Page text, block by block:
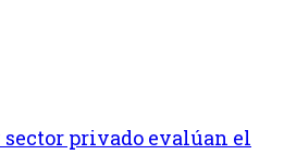
privado evalúan el